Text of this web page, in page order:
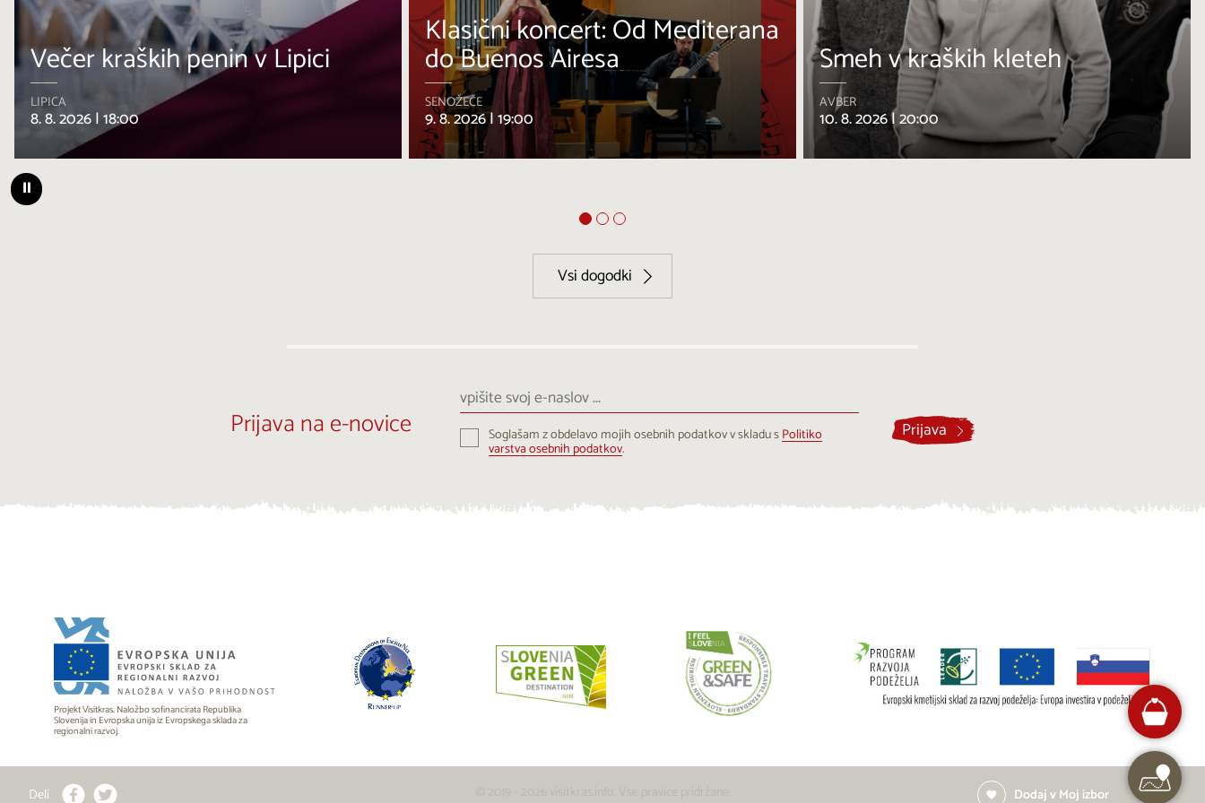
Dodaj v Moj izbor
Deli
Klasični koncert: Od Mediterana
do Buenos Airesa
SENOŽEČE
9. 8. 2026 |
Smeh v kraških kleteh
AVBER
10. 8. 2026 |20:00
Osmica za en dan
DUTOVLJE
11. 8. – 11. 8. 2026 |10:00 – 23:00
⏸
Vsi dogodki
Prijava na e-novice
vpišite
svoj
e-
naslovSoglašam z obdelavo mojih osebnih podatkov v skladu sPolitiko
varstva osebnih podatkov.
Prijava
Projekt Visitkras. Naložbo sofinancirata Republika
Slovenija in Evropska unija iz Evropskega sklada za
regionalni razvoj.